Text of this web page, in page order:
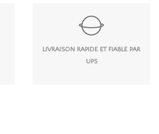
LIVRAISON RAPIDE ET FIABLE PAR
UPS